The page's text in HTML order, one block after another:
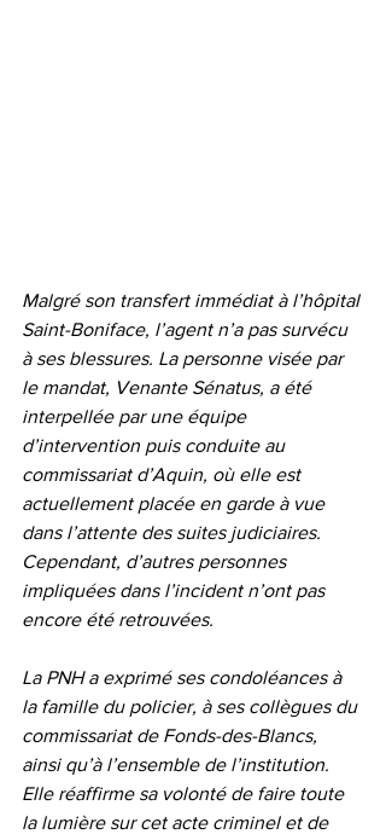
Malgré son transfert immédiat à l’hôpital
Saint-Boniface, l’agent n’a pas survécu
à ses blessures. La personne visée par
le mandat, Venante Sénatus, a été
interpellée par une équipe
d’intervention puis conduite au
commissariat d’Aquin, où elle est
actuellement placée en garde à vue
dans l’attente des suites judiciaires.
Cependant, d’autres personnes
impliquées dans l’incident n’ont pas
encore été retrouvées.
La PNH a exprimé ses condoléances à
la famille du policier, à ses collègues du
commissariat de Fonds-des-Blancs,
ainsi qu’à l’ensemble de l’institution.
Elle réaffirme sa volonté de faire toute
la lumière sur cet acte criminel et de